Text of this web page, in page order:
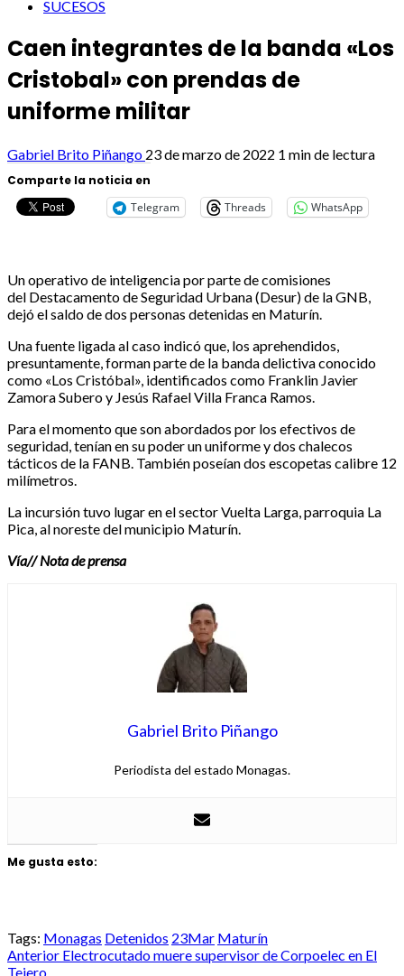
SUCESOS
Caen integrantes de la banda «Los
Cristobal» con prendas de
uniforme militar
Gabriel Brito Piñango 23 de marzo de 2022 1 min de lectura
Comparte la noticia en
Telegram
Threads WhatsApp
Un operativo de inteligencia por parte de comisiones
del Destacamento de Seguridad Urbana (Desur) de la GNB,
dejó el saldo de dos personas detenidas en Maturín.
Una fuente ligada al caso indicó que, los aprehendidos,
presuntamente, forman parte de la banda delictiva conocido
como «Los Cristóbal», identificados como Franklin Javier
Zamora Subero y Jesús Rafael Villa Franca Ramos.
Para el momento que son abordados por los efectivos de
seguridad, tenían en su poder un uniforme y dos chalecos
tácticos de la FANB. También poseían dos escopetas calibre 12
milímetros.
La incursión tuvo lugar en el sector Vuelta Larga, parroquia La
Pica, al noreste del municipio Maturín.
Vía// Nota de prensa
Gabriel Brito Piñango
Periodista del estado Monagas.
Me gusta esto:
Tags: Monagas Detenidos 23Mar Maturín
Post
Anterior Electrocutado muere supervisor de Corpoelec en El
Tejero